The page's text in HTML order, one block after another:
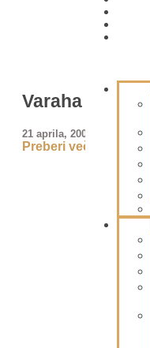
Varaha
21 aprila, 2009
Preberi več »